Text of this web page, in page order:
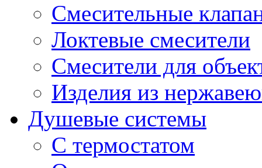
Смесительные
Локтевые смесители
Смесители для
Изделия из
Душевые системы
С термостатом